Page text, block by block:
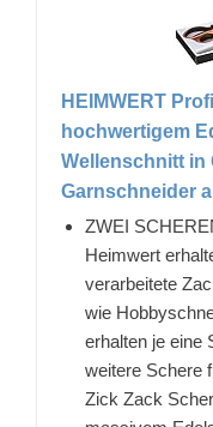
HEIMWERT
hochwertigem
Wellenschnitt in
Garnschneider
ZWEI
Heimwert
verarbeitete
wie
erhalten je eine
weitere Schere
Zick Zack